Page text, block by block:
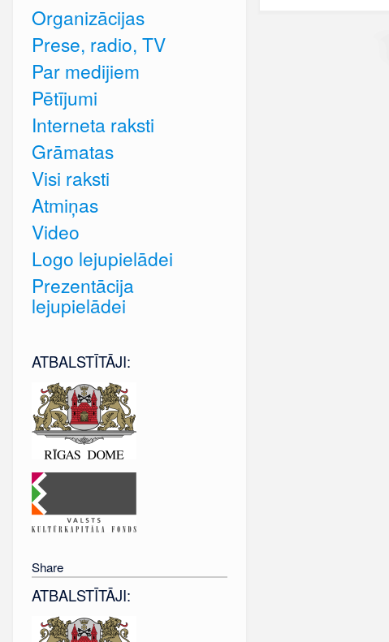
Organizācijas
Prese, radio, TV
Par medijiem
Pētījumi
Interneta raksti
Grāmatas
Visi raksti
Atmiņas
Video
Logo lejupielādei
Prezentācija
lejupielādei
ATBALSTĪTĀJI:
Share
ATBALSTĪTĀJI: